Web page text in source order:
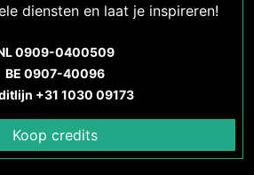
diensten en laat je inspireren!
0909-0400509
BE 0907-40096
+31 1030 09173
Koop credits